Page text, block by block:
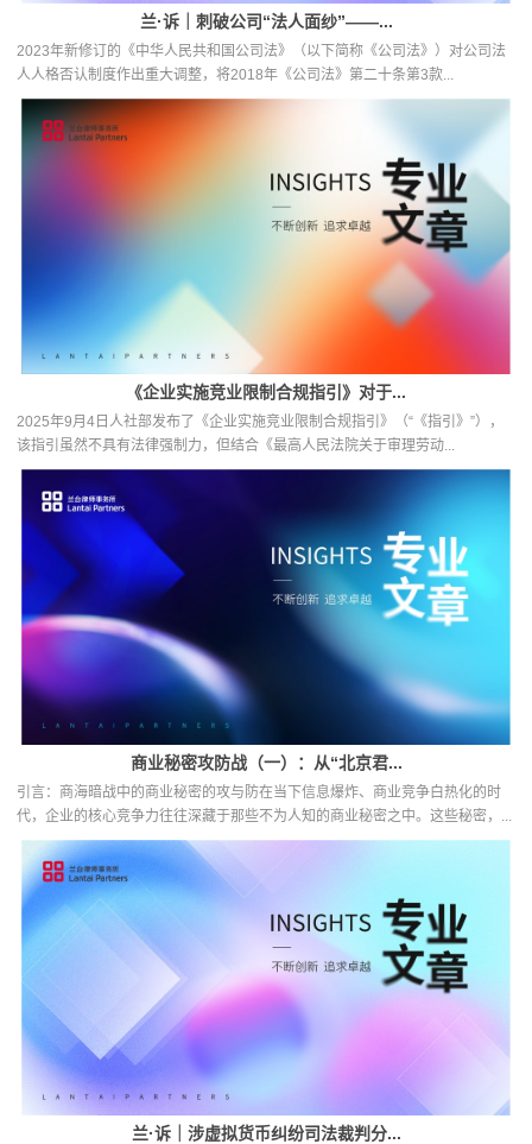
兰·诉｜刺破公司“法人面纱”——...
2023年新修订的《中华人民共和国公司法》（以下简称《公司法》）对公司法
人人格否认制度作出重大调整，将2018年《公司法》第二十条第3款...
《企业实施竞业限制合规指引》对于...
2025年9月4日人社部发布了《企业实施竞业限制合规指引》（“《指引》”），
该指引虽然不具有法律强制力，但结合《最高人民法院关于审理劳动...
商业秘密攻防战（一）：从“北京君...
引言：商海暗战中的商业秘密的攻与防在当下信息爆炸、商业竞争白热化的时
代，企业的核心竞争力往往深藏于那些不为人知的商业秘密之中。这些秘密，...
兰·诉｜涉虚拟货币纠纷司法裁判分...